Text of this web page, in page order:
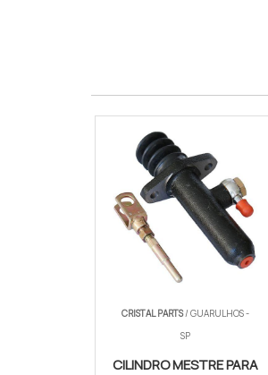
CRISTAL PARTS/ GUARULHOS -
SP
CILINDRO MESTRE PARA